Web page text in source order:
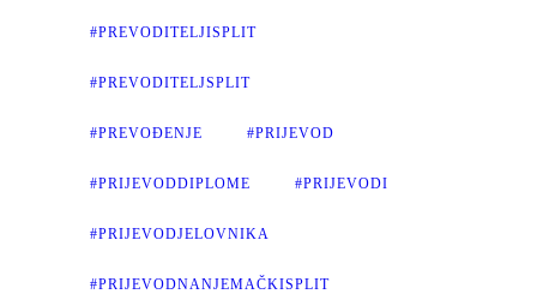
#PREVODITELJISPLIT
#PREVODITELJSPLIT
#PREVOĐENJE #PRIJEVOD
#PRIJEVODDIPLOME #PRIJEVODI
#PRIJEVODJELOVNIKA
#PRIJEVODNANJEMAČKISPLIT